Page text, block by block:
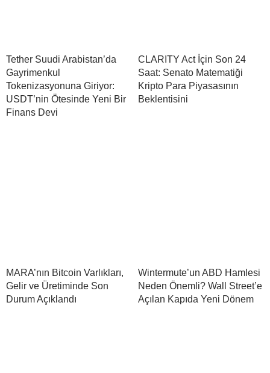
Tether Suudi Arabistan’da
Gayrimenkul
Tokenizasyonuna Giriyor:
USDT’nin Ötesinde Yeni Bir
Finans Devi
CLARITY Act İçin Son 24
Saat: Senato Matematiği
Kripto Para Piyasasının
Beklentisini
MARA’nın Bitcoin Varlıkları,
Gelir ve Üretiminde Son
Durum Açıklandı
Wintermute’un ABD Hamlesi
Neden Önemli? Wall Street’e
Açılan Kapıda Yeni Dönem